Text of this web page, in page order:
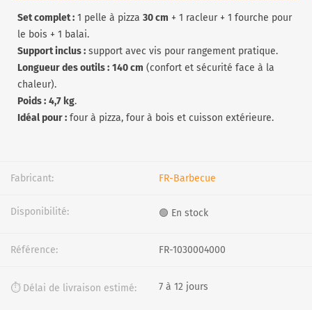
Set complet : 1 pelle à pizza 30 cm + 1 racleur + 1 fourche pour
le bois + 1 balai.
Support inclus : support avec vis pour rangement pratique.
Longueur des outils : 140 cm (confort et sécurité face à la
chaleur).
Poids : 4,7 kg.
Idéal pour : four à pizza, four à bois et cuisson extérieure.
Fabricant: FR-Barbecue
Disponibilité: 🟢 En stock
Référence: FR-1030004000
⏱️ Délai de livraison estimé: 7 à 12 jours